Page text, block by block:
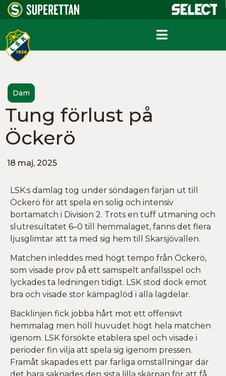
Dam
Tung förlust på
Öckerö
18 maj, 2025
LSK:s damlag tog under söndagen färjan ut till
Öckerö för att spela en solig och intensiv
bortamatch i Division 2. Trots en tuff utmaning och
slutresultatet 6–0 till hemmalaget, fanns det flera
ljusglimtar att ta med sig hem till Skarsjövallen.
Matchen inleddes med högt tempo från Öckerö,
som visade prov på ett samspelt anfallsspel och
lyckades ta ledningen tidigt. LSK stod dock emot
bra och visade stor kämpaglöd i alla lagdelar.
Backlinjen fick jobba hårt mot ett offensivt
hemmalag men höll huvudet högt hela matchen
igenom. LSK försökte etablera spel och visade i
perioder fin vilja att spela sig igenom pressen.
Framåt skapades ett par farliga omställningar där